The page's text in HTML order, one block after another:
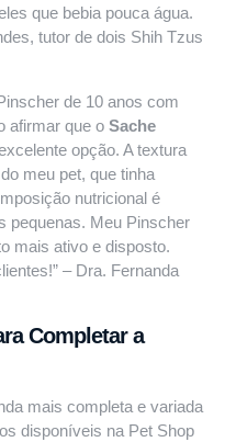
que bebia pouca água.
tutor de dois Shih Tzus
de 10 anos com
afirmar que o Sache
opção. A textura
meu pet, que tinha
nutricional é
pequenas. Meu Pinscher
mais ativo e disposto.
– Dra. Fernanda
Completar a
mais completa e variada
disponíveis na Pet Shop